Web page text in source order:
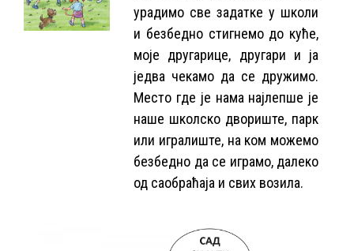
урадимо све задатке у школи
и безбедно стигнемо до куће,
моје другарице, другари и ја
једва чекамо да се дружимо.
Место где је нама најлепше је
наше школско двориште, парк
или игралиште, на ком можемо
безбедно да се играмо, далеко
од саобраћаја и свих возила.